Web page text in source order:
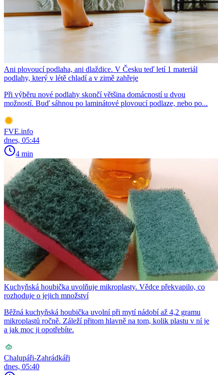
Ani plovoucí podlaha, ani dlaždice. V Česku teď letí 1 materiál
podlahy, který v létě chladí a v zimě zahřeje
Při výběru nové podlahy skončí většina domácností u dvou
možností. Buď sáhnou po laminátové plovoucí podlaze, nebo po...
FVE.info
dnes, 05:44
4 min
Kuchyňská houbička uvolňuje mikroplasty. Vědce překvapilo, co
rozhoduje o jejich množství
Běžná kuchyňská houbička uvolní při mytí nádobí až 4,2 gramu
mikroplastů ročně. Záleží přitom hlavně na tom, kolik plastu v ní je
a jak moc ji opotřebíte.
Chalupáři-Zahrádkáři
dnes, 05:40